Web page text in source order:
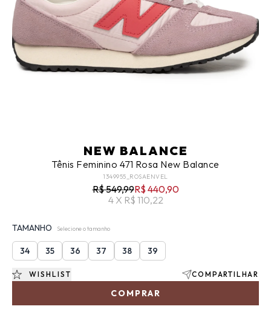
NEW BALANCE
Tênis Feminino 471 Rosa New Balance
1349955_ROSAENVEL
R$ 549,99R$ 440,90
4 X R$ 110,22
TAMANHO Selecione o tamanho
34 35 36 37 38 39
COMPRAR
WISHLIST COMPARTILHAR